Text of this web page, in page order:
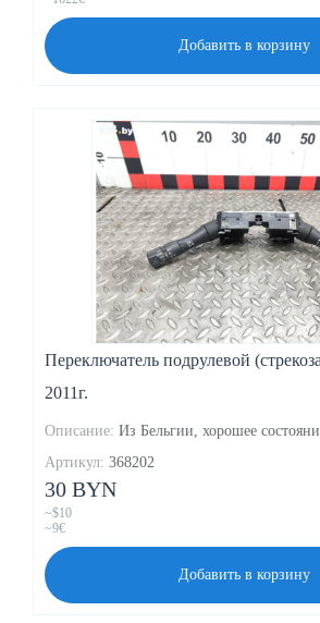
Добавить в корзину
Переключатель подрулевой
2011г.
Описание: Из Бельгии, хорошее
Артикул: 368202
30 BYN
~$10
~9€
Добавить в корзину